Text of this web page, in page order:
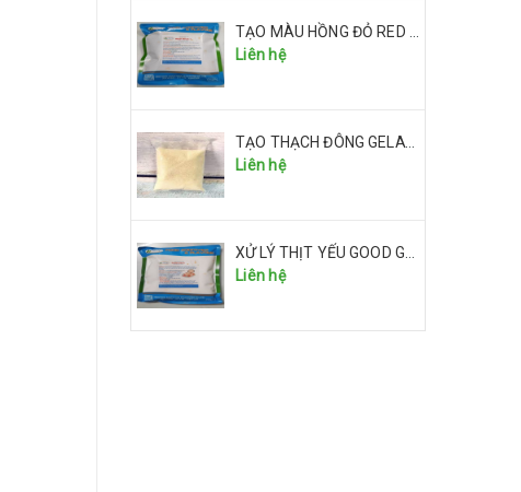
Liên hệ
TẠO THẠCH ĐÔNG GELATIN
Liên hệ
Liên hệ